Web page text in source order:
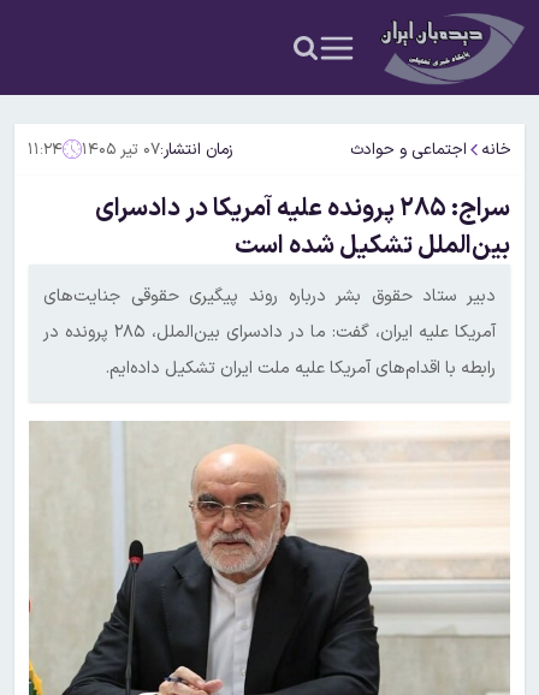
خانه اجتماعی و حوادث زمان انتشار:۰۷ تیر ۱۴۰۵ ۱۱:۲۴
سراج: ۲۸۵ پرونده علیه آمریکا در دادسرای
بین‌الملل تشکیل شده است
دبیر ستاد حقوق بشر درباره روند پیگیری حقوقی جنایت‌های
آمریکا علیه ایران، گفت: ما در دادسرای بین‌الملل، ۲۸۵ پرونده در
رابطه با اقدام‌های آمریکا علیه ملت ایران تشکیل داده‌ایم.